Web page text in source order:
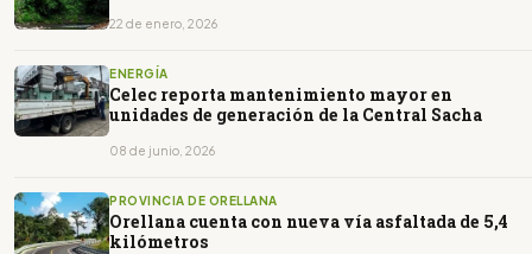
22 de enero, 2026
ENERGÍA
Celec reporta mantenimiento mayor en
unidades de generación de la Central Sacha
08 de junio, 2026
PROVINCIA DE ORELLANA
Orellana cuenta con nueva vía asfaltada de 5,4
kilómetros